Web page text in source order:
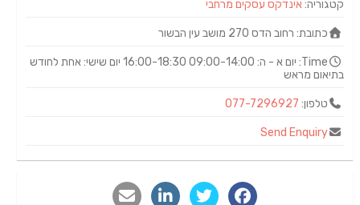
קטגוריה:אינדקס עסקים מרחבי
כתובת: רחוב הדס 270 מושב עין הבשור
Time:
יום א - ה: 09:00-14:00 16:00-18:30 יום שישי: אחת לחודש
בתיאום מראש
טלפון: 077-7296927
Send Enquiry